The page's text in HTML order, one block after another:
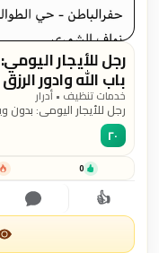
٤-...
خدمات تنظيف • أدرار
الشمري واتساب واتصال . 0543070004
٢٠
0
👍اهتمام تعليق